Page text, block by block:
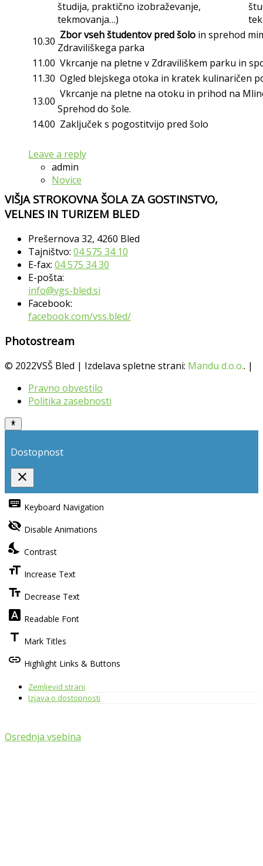
študija, praktično izobraževanje,
tekmovanja…)
10.30 Zbor vseh študentov pred šolo in sprehod
Zdraviliškega parka
11.00 Vkrcanje na pletne v Zdraviliškem parku in
11.30 Ogled blejskega otoka in kratek kulinaričen
13.00
Vkrcanje na pletne na otoku in prihod na
Sprehod do šole.
14.00 Zaključek s pogostitvijo pred šolo
Leave a reply
admin
Novice
VIŠJA STROKOVNA ŠOLA ZA GOSTINSTVO,
VELNES IN TURIZEM BLED
Prešernova 32, 4260 Bled
Tajništvo: 04 575 34 10
E-fax: 04 575 34 30
E-pošta:
info@vgs-bled.si
Facebook:
facebook.com/vss.bled/
Photostream
© 2022VSŠ Bled | Izdelava spletne strani: Mandu d.o.o.. |
Pravno obvestilo
Politika zasebnosti
Dostopnost
close
Toggle
visibility
the
Accessibility
keyboard Keyboard Navigation
visibility_off Disable Animations
nights_stay Contrast
format_size Increase Text
text_fields Decrease Text
font_download Readable Font
title Mark Titles
link Highlight Links & Buttons
Zemljevid strani
Izjava o dostopnosti
Osrednja vsebina